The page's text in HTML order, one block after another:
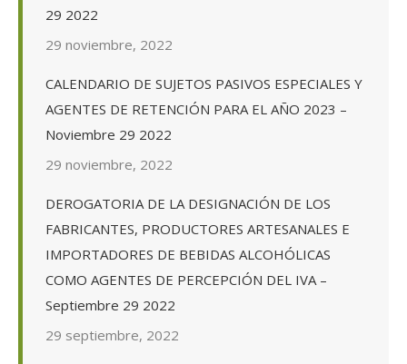
29 2022
29 noviembre, 2022
CALENDARIO DE SUJETOS PASIVOS ESPECIALES Y
AGENTES DE RETENCIÓN PARA EL AÑO 2023 –
Noviembre 29 2022
29 noviembre, 2022
DEROGATORIA DE LA DESIGNACIÓN DE LOS
FABRICANTES, PRODUCTORES ARTESANALES E
IMPORTADORES DE BEBIDAS ALCOHÓLICAS
COMO AGENTES DE PERCEPCIÓN DEL IVA –
Septiembre 29 2022
29 septiembre, 2022